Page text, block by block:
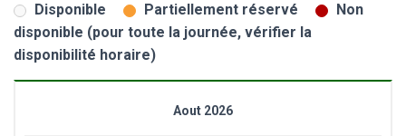
Disponible Partiellement réservé
Non
disponible (pour toute la journée, vérifier la
disponibilité horaire)
Aout 2026